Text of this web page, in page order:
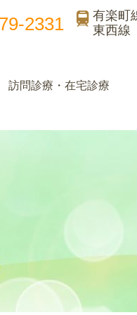
2331 有楽町
東西線
訪問診療・在宅診療